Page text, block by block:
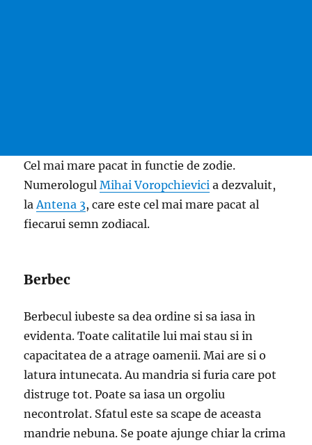
Cel mai mare pacat in functie de zodie.
NumerologulMihai Voropchievici a dezvaluit,
laAntena 3, care este cel mai mare pacat al
fiecarui semn zodiacal.
Berbec
Berbecul iubeste sa dea ordine si sa iasa in
evidenta. Toate calitatile lui mai stau si in
capacitatea de a atrage oamenii. Mai are si o
latura intunecata. Au mandria si furia care pot
distruge tot. Poate sa iasa un orgoliu
necontrolat. Sfatul este sa scape de aceasta
mandrie nebuna. Se poate ajunge chiar la crima